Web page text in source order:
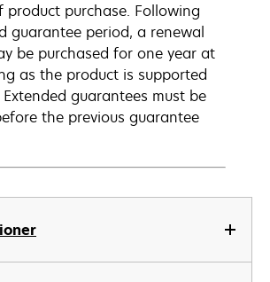
purchase. Following
guarantee period, a renewal
be purchased for one year at
as the product is supported
guarantees must be
the previous guarantee